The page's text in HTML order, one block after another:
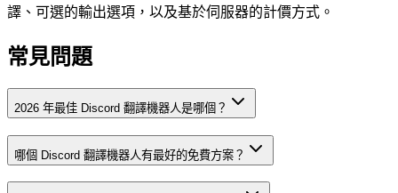
譯、可選的輸出選項，以及基於伺服器的計價方式。
常見問題
2026 年最佳 Discord 翻譯機器人是哪個？
哪個 Discord 翻譯機器人有最好的免費方案？